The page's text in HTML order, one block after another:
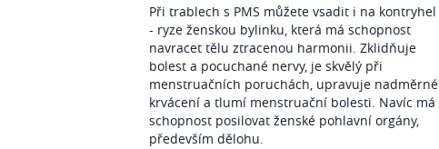
Při trablech s PMS můžete vsadit i na kontryhel
- ryze ženskou bylinku, která má schopnost
navracet tělu ztracenou harmonii. Zklidňuje
bolest a pocuchané nervy, je skvělý při
menstruačních poruchách, upravuje nadměrné
krvácení a tlumí menstruační bolesti. Navíc má
schopnost posilovat ženské pohlavní orgány,
především dělohu.